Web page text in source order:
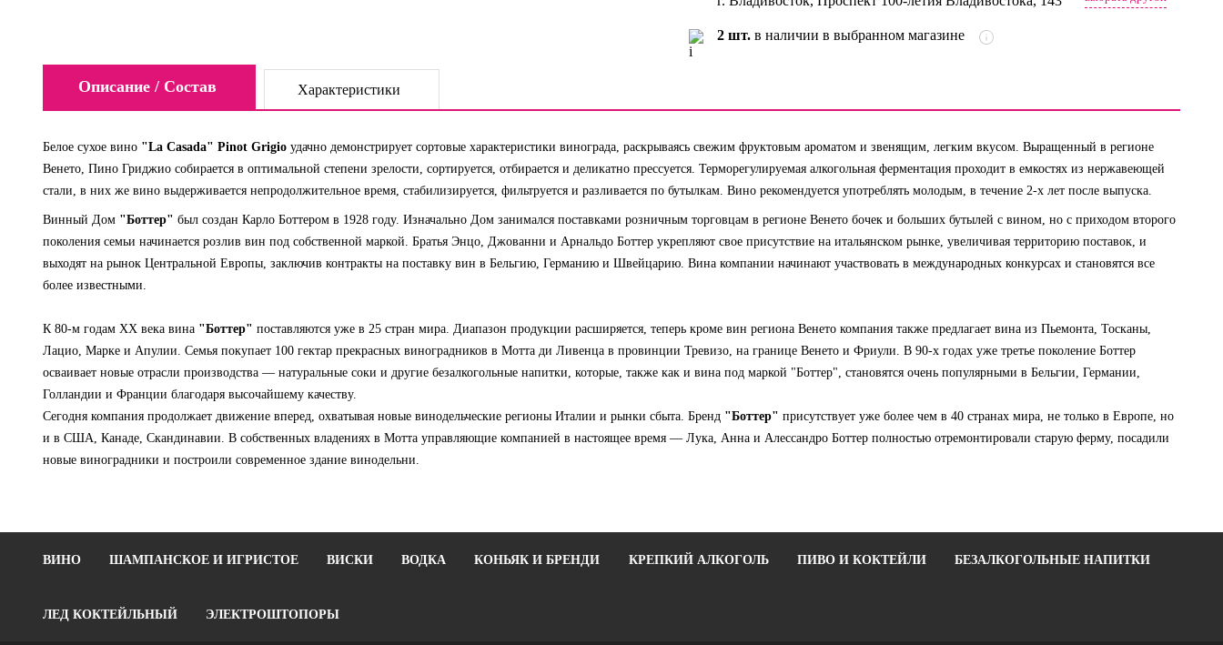
2 шт. в наличии в выбранном магазине
Описание / Состав Характеристики
Белое сухое вино "La Casada" Pinot Grigio удачно демонстрирует сортовые характеристики винограда, раскрываясь свежим фруктовым ароматом и звенящим, легким вкусом. Выращенный в регионе
Венето, Пино Гриджио собирается в оптимальной степени зрелости, сортируется, отбирается и деликатно прессуется. Терморегулируемая алкогольная ферментация проходит в емкостях из нержавеющей
стали, в них же вино выдерживается непродолжительное время, стабилизируется, фильтруется и разливается по бутылкам. Вино рекомендуется употреблять молодым, в течение 2-х лет после выпуска.
Винный Дом "Боттер" был создан Карло Боттером в 1928 году. Изначально Дом занимался поставками розничным торговцам в регионе Венето бочек и больших бутылей с вином, но с приходом второго
поколения семьи начинается розлив вин под собственной маркой. Братья Энцо, Джованни и Арнальдо Боттер укрепляют свое присутствие на итальянском рынке, увеличивая территорию поставок, и
выходят на рынок Центральной Европы, заключив контракты на поставку вин в Бельгию, Германию и Швейцарию. Вина компании начинают участвовать в международных конкурсах и становятся все
более известными.
К 80-м годам XX века вина "Боттер" поставляются уже в 25 стран мира. Диапазон продукции расширяется, теперь кроме вин региона Венето компания также предлагает вина из Пьемонта, Тосканы,
Лацио, Марке и Апулии. Семья покупает 100 гектар прекрасных виноградников в Мотта ди Ливенца в провинции Тревизо, на границе Венето и Фриули. В 90-х годах уже третье поколение Боттер
осваивает новые отрасли производства — натуральные соки и другие безалкогольные напитки, которые, также как и вина под маркой "Боттер", становятся очень популярными в Бельгии, Германии,
Голландии и Франции благодаря высочайшему качеству.
Сегодня компания продолжает движение вперед, охватывая новые винодельческие регионы Италии и рынки сбыта. Бренд "Боттер" присутствует уже более чем в 40 странах мира, не только в Европе, но
и в США, Канаде, Скандинавии. В собственных владениях в Мотта управляющие компанией в настоящее время — Лука, Анна и Алессандро Боттер полностью отремонтировали старую ферму, посадили
новые виноградники и построили современное здание винодельни.
ВИНО ШАМПАНСКОЕ И ИГРИСТОЕ ВИСКИ ВОДКА КОНЬЯК И БРЕНДИ КРЕПКИЙ АЛКОГОЛЬ ПИВО И КОКТЕЙЛИ БЕЗАЛКОГОЛЬНЫЕ НАПИТКИ
ЛЕД КОКТЕЙЛЬНЫЙ ЭЛЕКТРОШТОПОРЫ